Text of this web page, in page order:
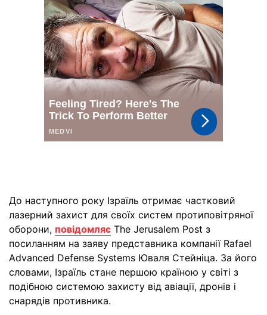
До наступного року Ізраїль отримає частковий
лазерний захист для своїх систем протиповітряної
оборони, повідомляє The Jerusalem Post з
посиланням на заяву представника компанії Rafael
Advanced Defense Systems Юваля Стейніца. За його
словами, Ізраїль стане першою країною у світі з
подібною системою захисту від авіації, дронів і
снарядів противника.